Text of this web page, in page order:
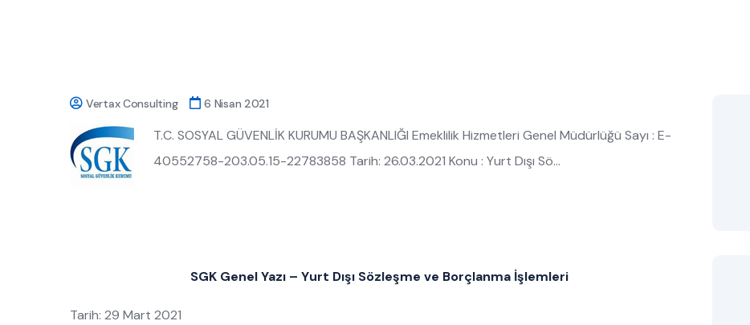
Vertax Consulting 6 Nisan 2021
T.C. SOSYAL GÜVENLİK KURUMU BAŞKANLIĞI Emeklilik Hizmetleri Genel Müdürlüğü Sayı : E-
40552758-203.05.15-22783858 Tarih: 26.03.2021 Konu : Yurt Dışı Sö…
SGK Genel Yazı – Yurt Dışı Sözleşme ve Borçlanma İşlemleri
Tarih: 29 Mart 2021